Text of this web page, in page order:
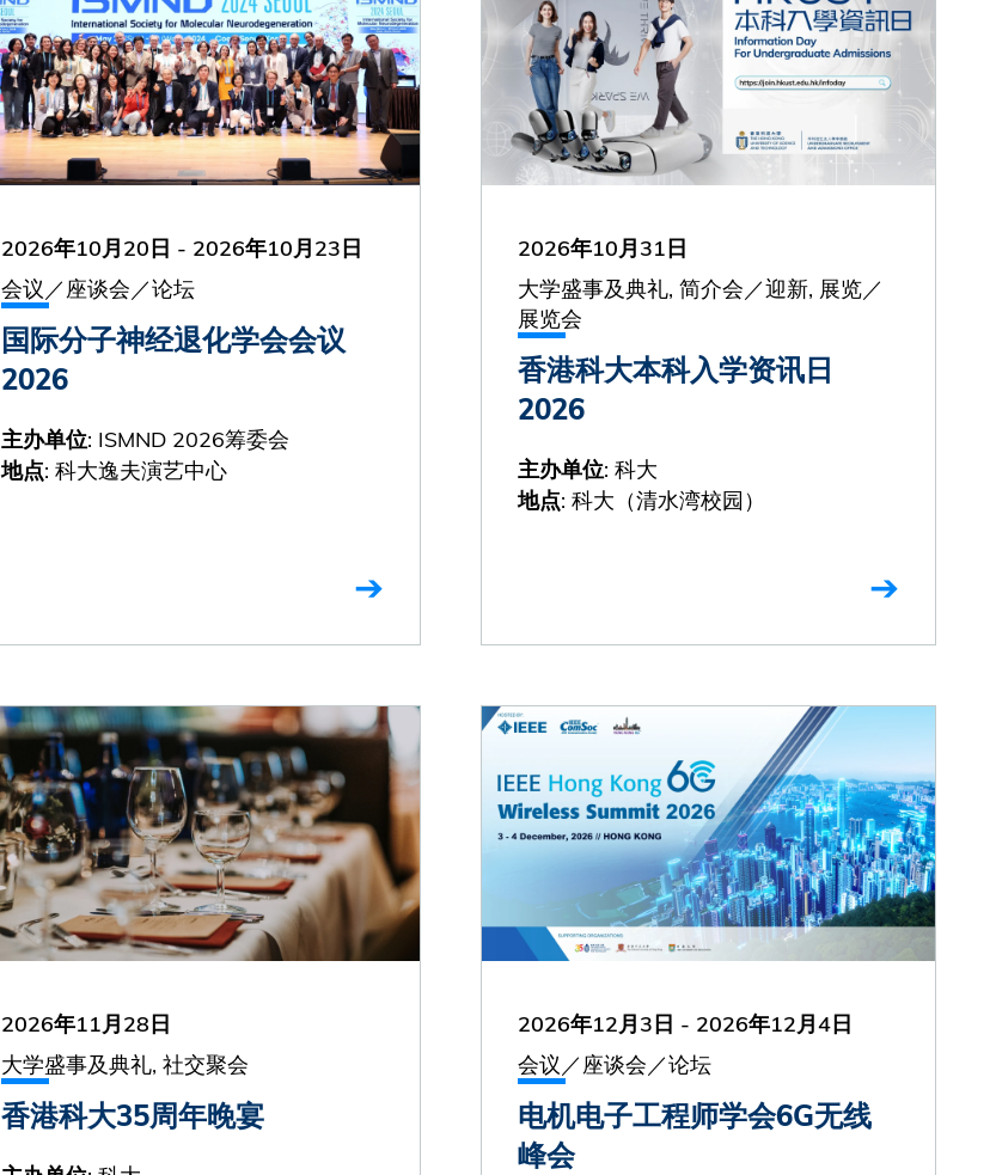
2026年10月20日 - 2026年10月23日
会议／座谈会／论坛
国际分子神经退化学会会议
2026
主办单位: ISMND 2026筹委会
地点: 科大逸夫演艺中心
2026年10月31日
大学盛事及典礼, 简介会／迎新, 展览／
展览会
香港科大本科入学资讯日
2026
主办单位: 科大
地点: 科大（清水湾校园）
2026年11月28日
大学盛事及典礼, 社交聚会
香港科大35周年晚宴
2026年12月3日 - 2026年12月4日
会议／座谈会／论坛
电机电子工程师学会6G无线
峰会